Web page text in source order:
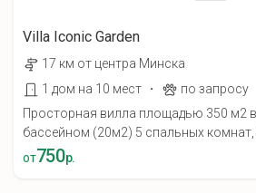
Villa Iconic Garden
17 км от центра Минска
1 дом на 10 мест
·
по запросу
Просторная вилла площадью 350 м2
бассейном (20м2) 5 спальных комнат,
от750р.